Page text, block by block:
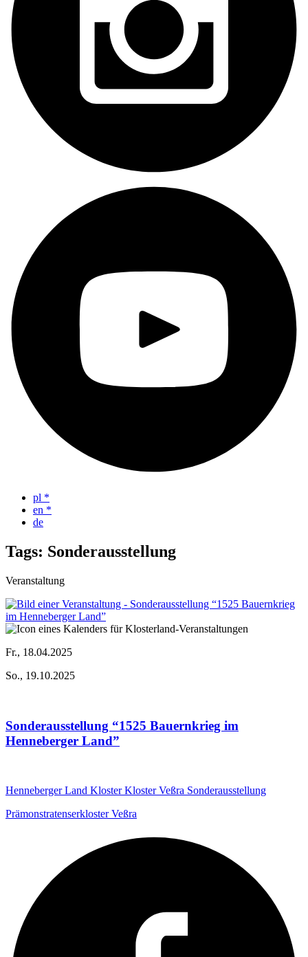
pl *
en *
de
Tags: Sonderausstellung
Veranstaltung
Fr., 18.04.2025
So., 19.10.2025
Sonderausstellung “1525 Bauernkrieg im
Henneberger Land”
Henneberger Land KlosterKloster Veßra Sonderausstellung
Prämonstratenserkloster Veßra